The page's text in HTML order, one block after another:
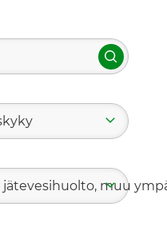
Hae
jätevesihuolto, muu